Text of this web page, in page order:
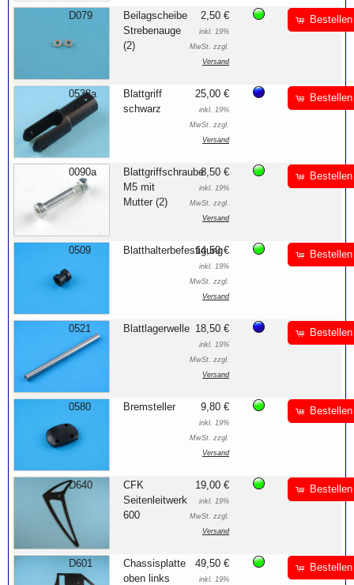
D079
Beilagscheibe
Strebenauge
(2)
2,50 €
inkl. 19%
MwSt. zzgl.
Versand
Bestellen
0538a
Blattgriff
schwarz
25,00 €
inkl. 19%
MwSt. zzgl.
Versand
Bestellen
0090a
Blattgriffschraube
M5 mit
Mutter (2)
8,50 €
inkl. 19%
MwSt. zzgl.
Versand
Bestellen
0509 Blatthalterbefestigung
14,50 €
inkl. 19%
MwSt. zzgl.
Versand
Bestellen
0521 Blattlagerwelle 18,50 €
inkl. 19%
MwSt. zzgl.
Versand
Bestellen
0580 Bremsteller 9,80 €
inkl. 19%
MwSt. zzgl.
Versand
Bestellen
D640
CFK
Seitenleitwerk
600
19,00 €
inkl. 19%
MwSt. zzgl.
Versand
Bestellen
D601
Chassisplatte
oben links
49,50 €
inkl. 19%
Bestellen